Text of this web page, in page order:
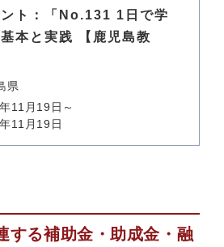
ト：「No.131 1日で学
本と実践 【鹿児島教
県
11月19日～
11月19日
する補助金・助成金・融